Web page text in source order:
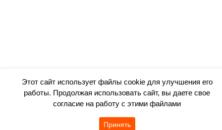
Этот сайт использует файлы cookie для улучшения его
работы. Продолжая использовать сайт, вы даете свое
согласие на работу с этими файлами
Принять